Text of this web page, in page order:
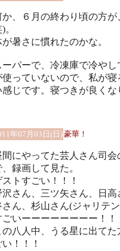
か、６月の終わり頃の方
。
が暑さに慣れたのかな。
ーパーで、冷凍庫で冷や
使っていないので、私が
感じです。寝つきが良く
年07月03日(日)豪華！
間にやってた芸人さん司
、録画して見た。
ストすごい！！！
沢さん、三ツ矢さん、日
さん、杉山さん(ジャリテ
ごいーーーーーーーー！
の八人中、うる星に出て
い！！！